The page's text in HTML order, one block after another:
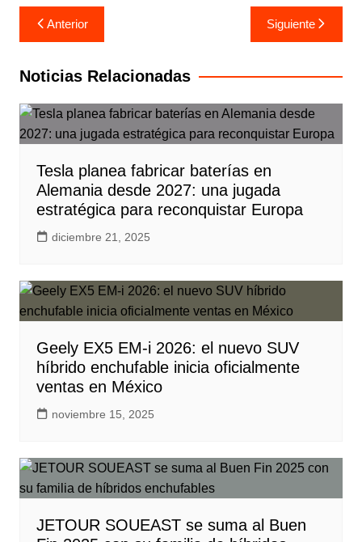
Navegación
de
entradas
Anterior Siguiente
Noticias Relacionadas
Tesla planea fabricar baterías en
Alemania desde 2027: una jugada
estratégica para reconquistar Europa
diciembre 21, 2025
Geely EX5 EM-i 2026: el nuevo SUV
híbrido enchufable inicia oficialmente
ventas en México
noviembre 15, 2025
JETOUR SOUEAST se suma al Buen